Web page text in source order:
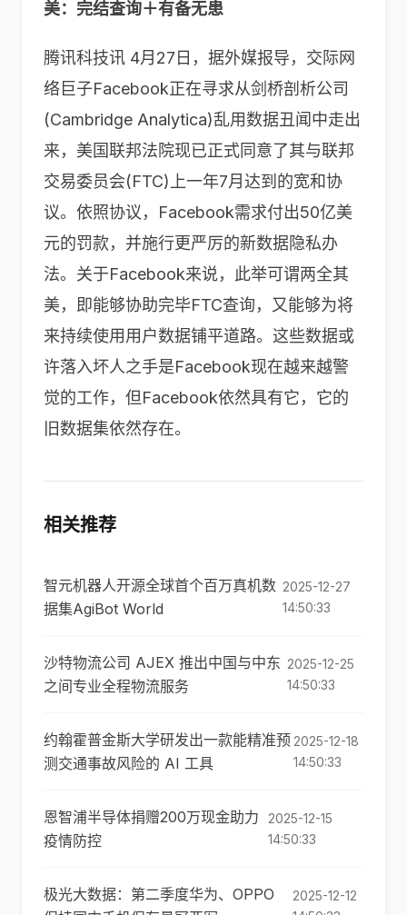
美：完结查询＋有备无患
腾讯科技讯 4月27日，据外媒报导，交际网
络巨子Facebook正在寻求从剑桥剖析公司
(Cambridge Analytica)乱用数据丑闻中走出
来，美国联邦法院现已正式同意了其与联邦
交易委员会(FTC)上一年7月达到的宽和协
议。依照协议，Facebook需求付出50亿美
元的罚款，并施行更严厉的新数据隐私办
法。关于Facebook来说，此举可谓两全其
美，即能够协助完毕FTC查询，又能够为将
来持续使用用户数据铺平道路。这些数据或
许落入坏人之手是Facebook现在越来越警
觉的工作，但Facebook依然具有它，它的
旧数据集依然存在。
相关推荐
智元机器人开源全球首个百万真机数
据集AgiBot World
2025-12-27
14:50:33
沙特物流公司 AJEX 推出中国与中东
之间专业全程物流服务
2025-12-25
14:50:33
约翰霍普金斯大学研发出一款能精准预
测交通事故风险的 AI 工具
2025-12-18
14:50:33
恩智浦半导体捐赠200万现金助力
疫情防控
2025-12-15
14:50:33
极光大数据：第二季度华为、OPPO
2025-12-12